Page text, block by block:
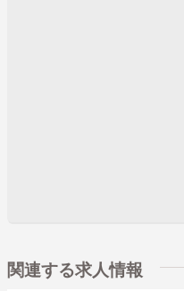
関連する求人情報